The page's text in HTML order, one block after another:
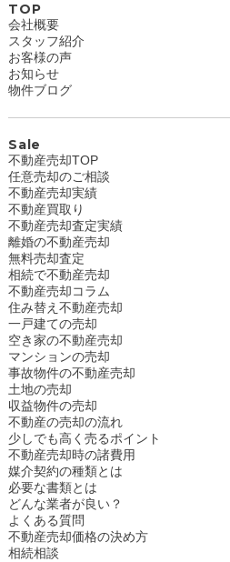
TOP
会社概要
スタッフ紹介
お客様の声
お知らせ
物件ブログ
Sale
不動産売却TOP
任意売却のご相談
不動産売却実績
不動産買取り
不動産売却査定実績
離婚の不動産売却
無料売却査定
相続で不動産売却
不動産売却コラム
住み替え不動産売却
一戸建ての売却
空き家の不動産売却
マンションの売却
事故物件の不動産売却
土地の売却
収益物件の売却
不動産の売却の流れ
少しでも高く売るポイント
不動産売却時の諸費用
媒介契約の種類とは
必要な書類とは
どんな業者が良い？
よくある質問
不動産売却価格の決め方
相続相談